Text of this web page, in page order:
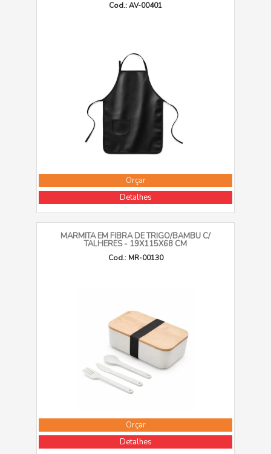
Cod.: AV-00401
Orçar
Detalhes
MARMITA EM FIBRA DE TRIGO/BAMBU C/
TALHERES - 19X115X68 CM
Cod.: MR-00130
Orçar
Detalhes